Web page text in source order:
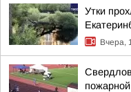
Утки
Вчера,